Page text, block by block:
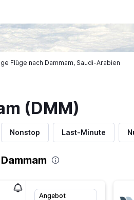
Flüge nach Dammam, Saudi-Arabien
(DMM)
Nonstop Last-Minute
Angebot